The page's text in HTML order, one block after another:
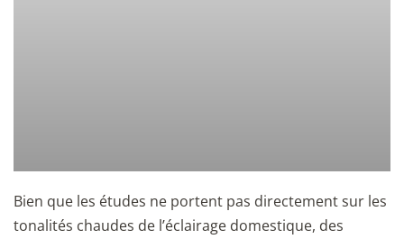
Bien que les études ne portent pas directement sur les
tonalités chaudes de l’éclairage domestique, des